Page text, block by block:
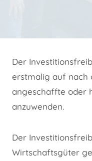
Der
erstmalig auf nach
angeschaffte oder
anzuwenden.
Der
Wirtschaftsgüter